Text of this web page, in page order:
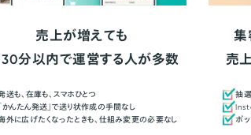
売上が増えても
30分以内で運営する人が多数
送も、在庫も、スマホひとつ
「かんたん発送」で送り状作成の手間なし
外に広げたくなったときも、仕組み変更の必要なし
集
売
抽
ポッ